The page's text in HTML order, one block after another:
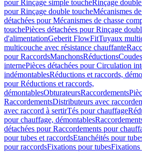
pour Rinçage simple toucheRinçage
pour Rinçage double toucheMécanismes
détachées pour Mécanismes de chasse
touchePièces détachées pour Rinçage
d'alimentationGeberit FlowFitTuyaux
multicouche avec résistance chauffante
pour RaccordsManchonsRéductionsCoudes
internePièces détachées pour Circulation
indémontablesRéductions et raccords,
pour Réductions et raccords,
démontablesObturateursRaccordements
RaccordementsDistributeurs avec
avec raccord à sertirTés pour chauffage
pour chauffage, démontables
détachées pour Raccordements pour
pour tubes et raccordsEtanchéités pour
pour raccordsFixations pour tubesFixations